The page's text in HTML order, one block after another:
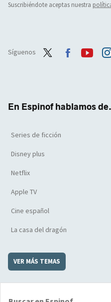
Suscribiéndote aceptas nuestra
Síguenos
En Espinof hablamos
Series de ficción
Disney plus
Netflix
Apple TV
Cine español
La casa del dragón
VER MÁS TEMAS